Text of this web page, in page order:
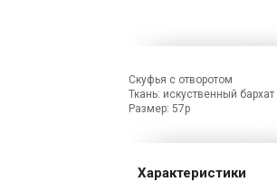
Скуфья с отворотом
Ткань: искуственный бархат
Размер: 57р
Характеристики